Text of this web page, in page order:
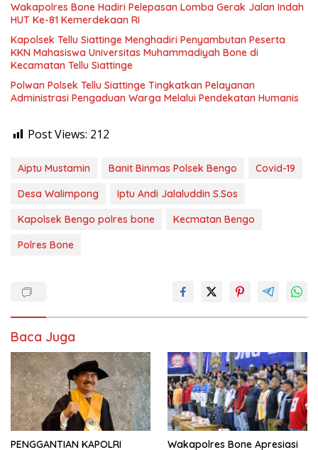
Wakapolres Bone Hadiri Pelepasan Lomba Gerak Jalan Indah
HUT Ke-81 Kemerdekaan RI
Kapolsek Tellu Siattinge Menghadiri Penyambutan Peserta
KKN Mahasiswa Universitas Muhammadiyah Bone di
Kecamatan Tellu Siattinge
Polwan Polsek Tellu Siattinge Tingkatkan Pelayanan
Administrasi Pengaduan Warga Melalui Pendekatan Humanis
Post Views: 212
Aiptu Mustamin Banit Binmas Polsek Bengo
Covid-19
Desa Walimpong
Iptu Andi Jalaluddin S.Sos
Kapolsek Bengo polres bone
Kecmatan Bengo
Polres Bone
Baca Juga
PENGGANTIAN KAPOLRI
Wakapolres Bone Apresiasi